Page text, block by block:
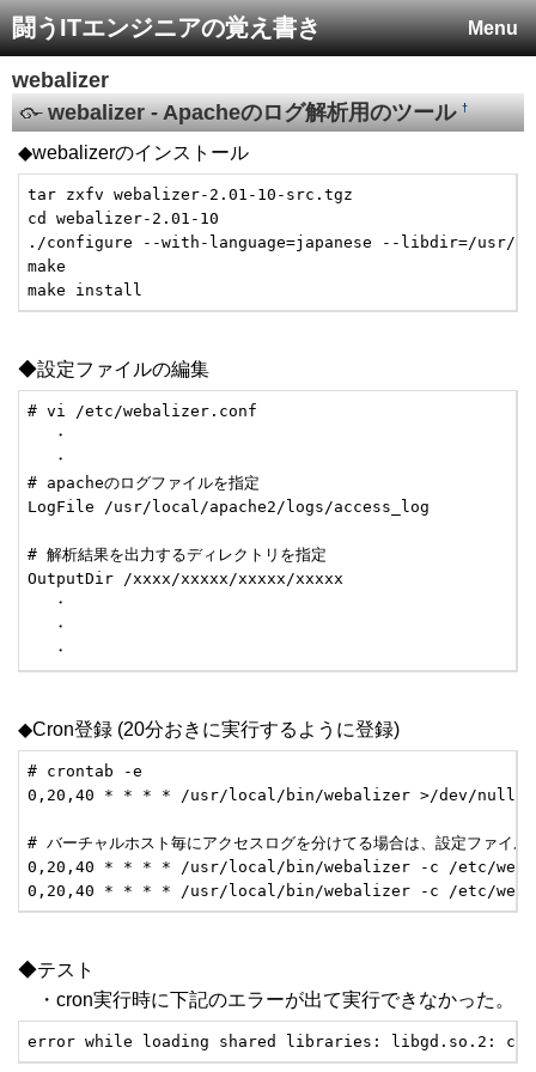
Menu
闘うITエンジニアの覚え書き
webalizer
webalizer - Apacheのログ解析用のツール†
◆webalizerのインストール
tar zxfv webalizer-2.01-10-src.tgz
cd webalizer-2.01-10
./configure --with-language=japanese --libdir=/
make
make install
◆設定ファイルの編集
# vi /etc/webalizer.conf
・
・
# apacheのログファイルを指定
LogFile /usr/local/apache2/logs/access_log
# 解析結果を出力するディレクトリを指定
OutputDir /xxxx/xxxxx/xxxxx/xxxxx
・
・
・
◆Cron登録 (20分おきに実行するように登録)
# crontab -e
0,20,40 * * * * /usr/local/bin/webalizer >/dev/null
# バーチャルホスト毎にアクセスログを分けてる場合は、設定ファイ
0,20,40 * * * * /usr/local/bin/webalizer -c /etc/
0,20,40 * * * * /usr/local/bin/webalizer -c /etc/
◆テスト
・cron実行時に下記のエラーが出て実行できなかった。
error while loading shared libraries: libgd.so.2: